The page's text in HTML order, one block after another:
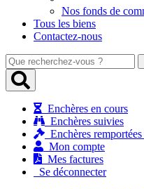
Nos fonds de
Tous les biens
Contactez-nous
Que
recherchez-
vous
Enchères en cours
Enchères suivies
Enchères
Mon compte
Mes factures
Se déconnecter